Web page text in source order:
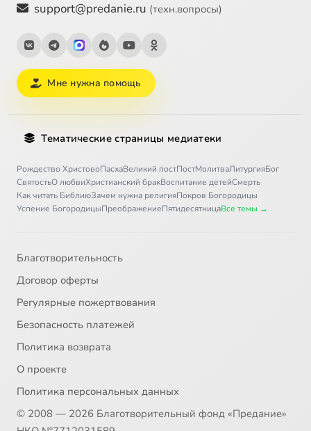
support@predanie.ru (техн.вопросы)
Мне нужна помощь
Тематические страницы медиатеки
Рождество ХристовоПасхаВеликий постПостМолитваЛитургияБог
СвятостьО любвиХристианский бракВоспитание детейСмерть
Как читать БиблиюЗачем нужна религияПокров Богородицы
Успение БогородицыПреображениеПятидесятницаВсе темы →
Благотворительность
Договор оферты
Регулярные пожертвования
Безопасность платежей
Политика возврата
О проекте
Политика персональных данных
© 2008 — 2026 Благотворительный фонд «Предание»